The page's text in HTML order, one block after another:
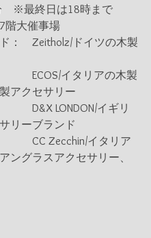
　※最終日は18時まで
階大催事場
：　Zeitholz/ドイツの木製
イタリアの木製
アクセサリー
イギリ
リーブランド
イタリア
ングラスアクセサリー、